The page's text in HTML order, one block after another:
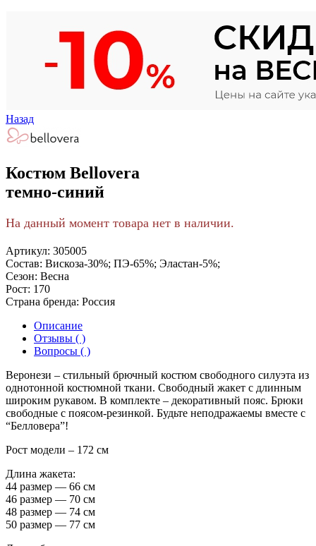
Назад
Костюм Bellovera
темно-синий
На данный момент товара нет в наличии.
Артикул: 305005
Состав: Вискоза-30%; ПЭ-65%; Эластан-5%;
Сезон: Весна
Рост: 170
Страна бренда: Россия
Описание
Отзывы ( )
Вопросы ( )
Веронези – стильный брючный костюм свободного силуэта из
однотонной костюмной ткани. Свободный жакет с длинным
широким рукавом. В комплекте – декоративный пояс. Брюки
свободные с поясом-резинкой. Будьте неподражаемы вместе с
“Белловера”!
Рост модели – 172 см
Длина жакета:
44 размер — 66 см
46 размер — 70 см
48 размер — 74 см
50 размер — 77 см